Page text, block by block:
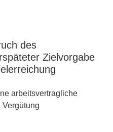
des
Zielvorgabe
arbeitsvertragliche
Vergütung